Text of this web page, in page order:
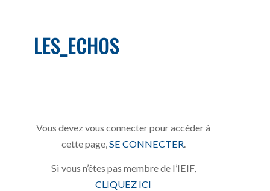
LES_ECHOS
Vous devez vous connecter pour accéder à
cette page, SE CONNECTER
Si vous n’êtes pas membre de l’IEIF,
CLIQUEZ ICI